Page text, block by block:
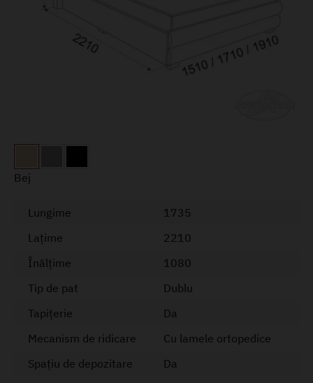
Bej
Lungime
1735
Lațime
2210
Înălțime
1080
Tip de pat
Dublu
Tapițerie
Da
Mecanism de ridicare
Cu lamele ortopedice
Spațiu de depozitare
Da